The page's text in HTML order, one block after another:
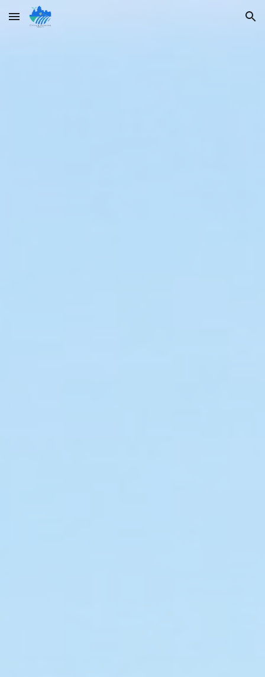
Skip to main content Skip to navigation